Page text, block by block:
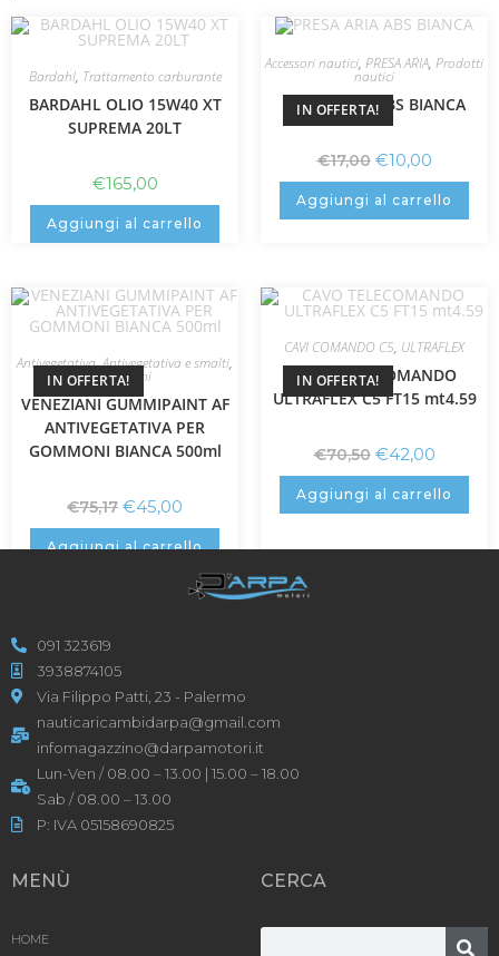
Bardahl, Trattamento carburante
BARDAHL OLIO 15W40 XT
SUPREMA 20LT
€165,00
Aggiungi al carrello
IN OFFERTA!
Accessori nautici, PRESA ARIA, Prodotti
nautici
PRESA ARIA ABS BIANCA
€17,00 €10,00
Aggiungi al carrello
IN OFFERTA!
Antivegetativa,Antivegetativa e smalti,
Veneziani
VENEZIANI GUMMIPAINT AF
ANTIVEGETATIVA PER
GOMMONI BIANCA 500ml
€75,17 €45,00
Aggiungi al carrello
IN OFFERTA!
CAVI COMANDO C5, ULTRAFLEX
CAVO TELECOMANDO
ULTRAFLEX C5 FT15 mt4.59
€70,50 €42,00
Aggiungi al carrello
091 323619
3938874105
Via Filippo Patti, 23 - Palermo
nauticaricambidarpa@gmail.com
infomagazzino@darpamotori.it
Lun-Ven / 08.00 – 13.00 | 15.00 – 18.00
Sab / 08.00 – 13.00
P: IVA 05158690825
MENÙ
HOME
CERCA